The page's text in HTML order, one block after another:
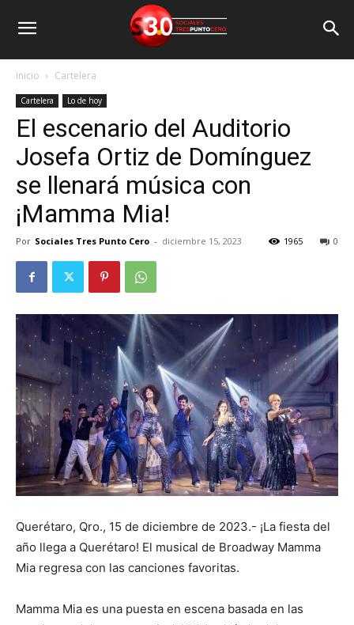
Inicio Cartelera
Cartelera Lo de hoy
El escenario del Auditorio
Josefa Ortiz de Domínguez
se llenará música con
¡Mamma Mia!
Por Sociales Tres Punto Cero - diciembre 15, 2023 0
1965
Querétaro, Qro., 15 de diciembre de 2023.- ¡La fiesta del
año llega a Querétaro! El musical de Broadway Mamma
Mia regresa con las canciones favoritas.
Mamma Mia es una puesta en escena basada en las